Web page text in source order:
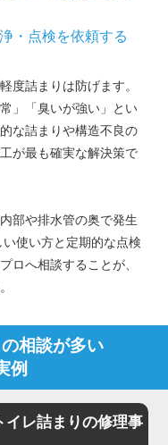
・点検を依頼する
度詰まりは防げます。
」「臭いが強い」とい
な詰まりや構造不良の
が最も確実な解決策で
部や排水管の奥で発生
使い方と定期的な点検
ロへ相談することが、
相談が多い
例
イレ詰まりの修理事